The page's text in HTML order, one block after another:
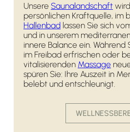
Unsere Saunalandschaft
persönlichen Kraftquelle, im
Hallenbad lassen Sie sich
und in unserem
innere Balance ein. Während
im Freibad erfrischen oder
vitalisierenden Massage
spüren Sie: Ihre Auszeit in
belebt und entschleunigt.